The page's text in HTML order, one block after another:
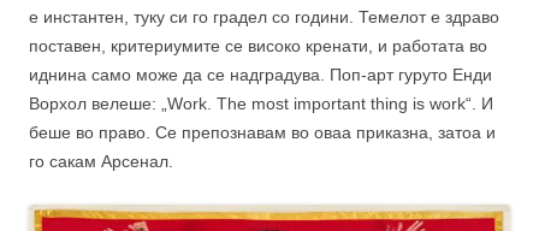
е инстантен, туку си го градел со години. Темелот е здраво
поставен, критериумите се високо кренати, и работата во
иднина само може да се надградува. Поп-арт гуруто Енди
Ворхол велеше: „Work. The most important thing is work“. И
беше во право. Се препознавам во оваа приказна, затоа и
го сакам Арсенал.